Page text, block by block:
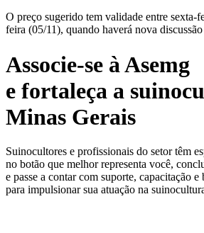
O preço sugerido tem validade entre sexta-
feira (05/11), quando haverá nova discussão
Associe-se à Asemg
e fortaleça a
Minas Gerais
Suinocultores e profissionais do setor têm
no botão que melhor representa você,
e passe a contar com suporte, capacitação
para impulsionar sua atuação na